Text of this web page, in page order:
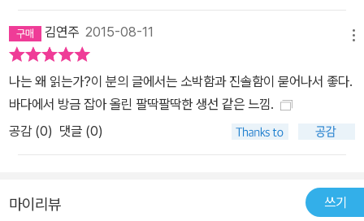
김연주 2015-08-11
나는 왜 읽는가?이 분의 글에서는 소박함과 진솔함이 묻어나서 좋다.
바다에서 방금 잡아 올린 팔딱팔딱한 생선 같은 느낌.
공감 (0) 댓글 (0)
마이리뷰 쓰기